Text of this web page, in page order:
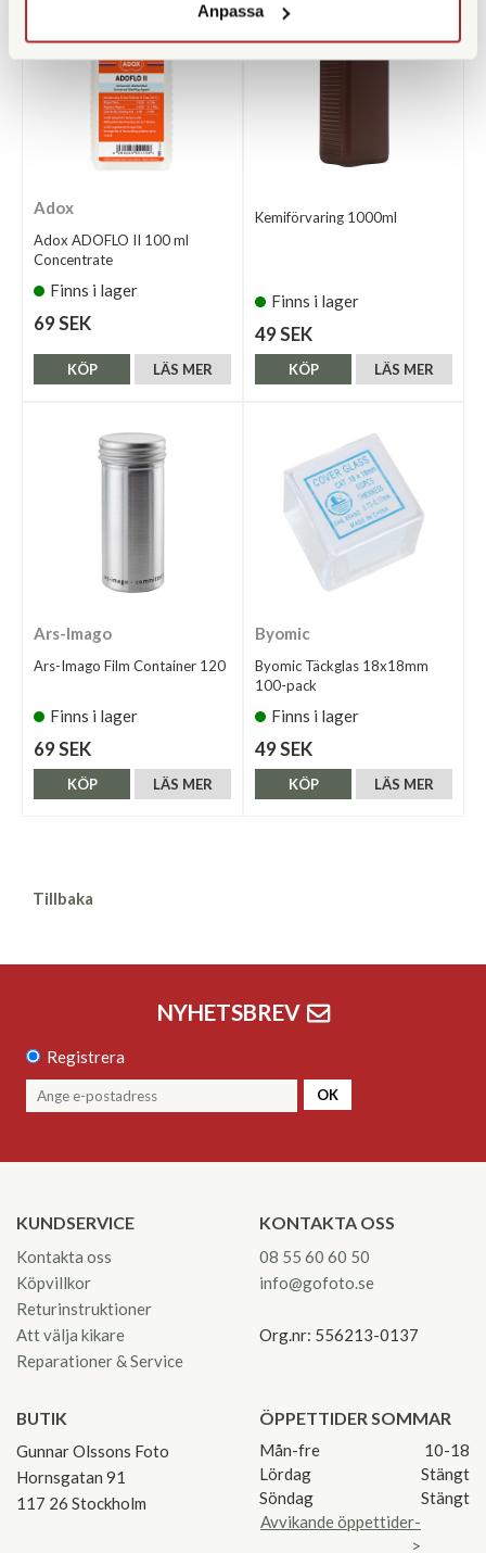
Anpassa
Adox
Adox ADOFLO II 100 ml
Concentrate
Finns i lager
69 SEK
LÄS MER
KÖP
Kemiförvaring 1000ml
Finns i lager
49 SEK
LÄS MER
KÖP
Ars-Imago
Ars-Imago Film Container 120
Finns i lager
69 SEK
LÄS MER
KÖP
Byomic
Byomic Täckglas 18x18mm
100-pack
Finns i lager
49 SEK
LÄS MER
KÖP
Tillbaka
NYHETSBREV
Registrera
OK
KUNDSERVICE
Kontakta oss
Köpvillkor
Returinstruktioner
Att välja kikare
Reparationer & Service
KONTAKTA OSS
08 55 60 60 50
info@gofoto.se
Org.nr: 556213-0137
BUTIK
Gunnar Olssons Foto
Hornsgatan 91
117 26 Stockholm
ÖPPETTIDER SOMMAR
Mån-fre
10-18
Lördag
Stängt
Söndag
Stängt
Avvikande öppettider-
>